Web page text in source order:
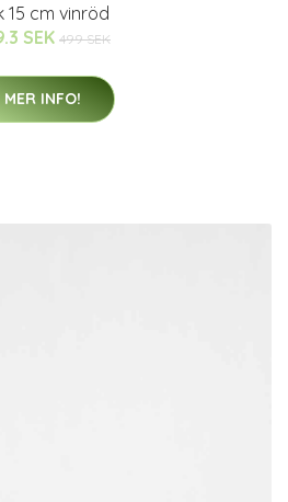
15 cm vinröd
SEK 499 SEK
MER INFO!